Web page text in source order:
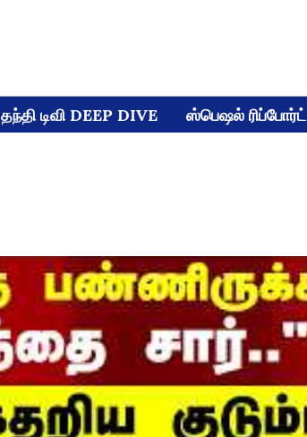
தந்தி டிவி DEEP DIVE ஸ்பெஷல் ரிப்போர்ட்